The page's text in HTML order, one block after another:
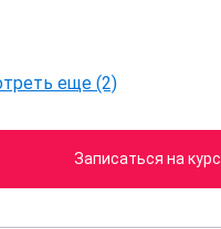
еще (2)
Записаться на курс